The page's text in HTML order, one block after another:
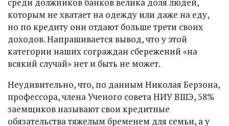
которым не хватает на одежду или даже на еду,
но по кредиту они отдают больше трети своих
доходов. Напрашивается вывод, что у этой
категории наших сограждан сбережений «на
всякий случай» нет и быть не может.
Неудивительно, что, по данным Николая Берзона,
профессора, члена Ученого совета НИУ ВШЭ, 58%
заемщиков называют свои кредитные
обязательства тяжелым бременем для семьи, а у